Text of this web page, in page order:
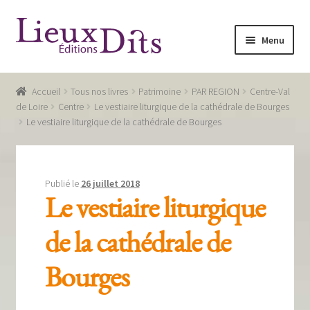
Aller
à
navigation
Aller
au
Menu
Accueil
Commande
Mentions légales / Données personnelles
Recevoir notre newsletter
Accueil Tous nos livres Patrimoine PAR REGION
Centre-Val
de Loire
Centre
Le vestiaire liturgique de la cathédrale de Bourges
Le vestiaire liturgique de la cathédrale de Bourges
Publié le 26 juillet 2018
Le vestiaire liturgique
de la cathédrale de
Bourges